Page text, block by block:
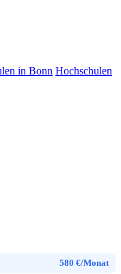
in Bonn Hochschulen
580 €/Monat